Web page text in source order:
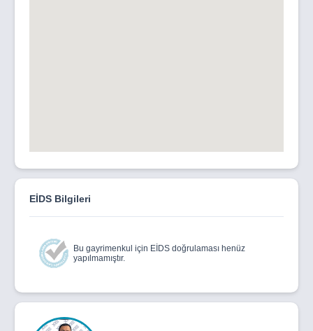
EİDS Bilgileri
Bu gayrimenkul için EİDS doğrulaması henüz
yapılmamıştır.